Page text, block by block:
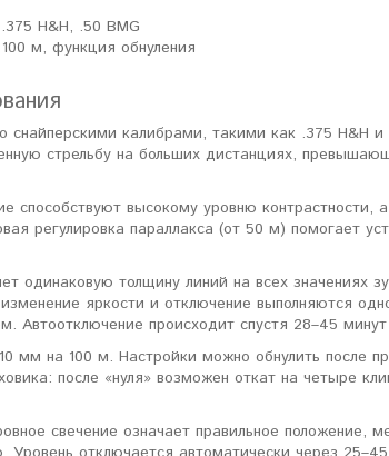
H&H, .50 BMG
м, функция обнуления
снайперскими калибрами, такими как .375 H&H
стрельбу на больших дистанциях,
способствуют высокому уровню контрастности,
регулировка параллакса (от 50 м) помогает
одинаковую толщину линий на всех значениях
яркости и отключение выполняются
Автоотключение происходит спустя 28–45
на 100 м. Настройки можно обнулить после
после «нуля» возможен откат на четыре
свечение означает правильное положение,